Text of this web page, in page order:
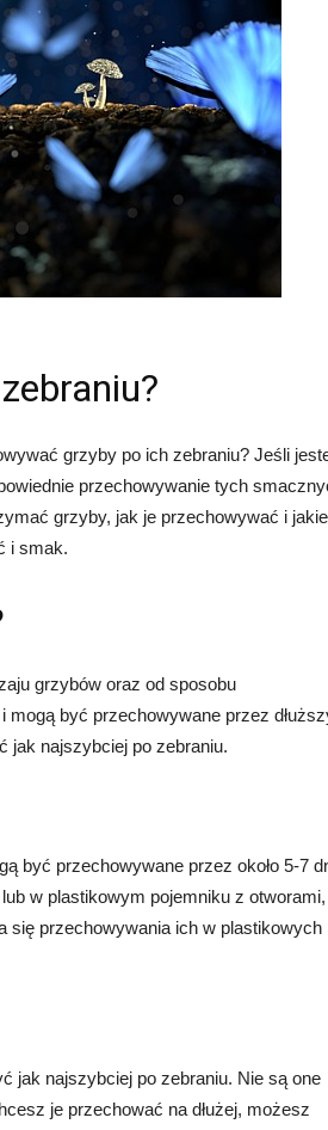
grzyby po ich zebraniu? Jeśli
przechowywanie tych
grzyby, jak je przechowywać i jakie
i smak.
grzybów oraz od sposobu
mogą być przechowywane przez
jak najszybciej po zebraniu.
być przechowywane przez około 5-7
w plastikowym pojemniku z otworami,
się przechowywania ich w plastikowych
jak najszybciej po zebraniu. Nie są one
je przechować na dłużej, możesz